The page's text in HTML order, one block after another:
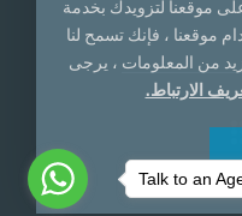
Talk to an
موقعنا لتزويدك بخدمة
موقعنا ، فإنك تسمح لنا
من المعلومات ، يرجى
الارتباط.